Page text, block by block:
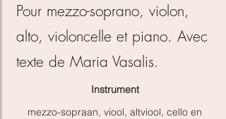
Pour mezzo-soprano, violon,
alto, violoncelle et piano. Avec
texte de Maria Vasalis.
Instrument
mezzo-sopraan, viool, altviool, cello en